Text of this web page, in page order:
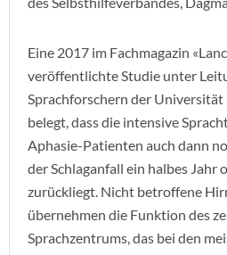
Eine 2017 im Fachmagazin
veröffentlichte Studie unter
Sprachforschern der
belegt, dass die intensive
Aphasie-Patienten auch dann
der Schlaganfall ein halbes Jahr
zurückliegt. Nicht betroffene
übernehmen die Funktion des
Sprachzentrums, das bei den